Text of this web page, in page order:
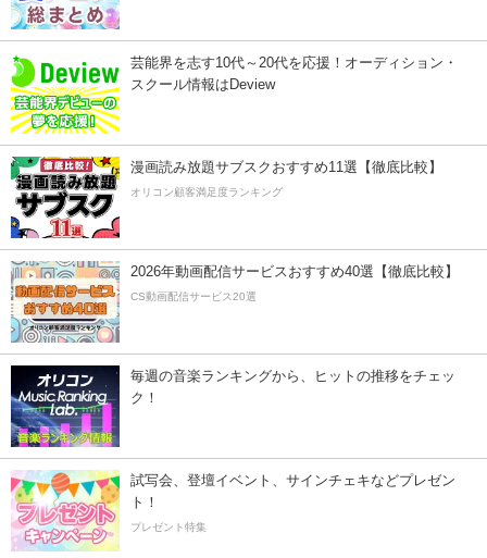
芸能界を志す10代～20代を応援！オーディション・
スクール情報はDeview
漫画読み放題サブスクおすすめ11選【徹底比較】
オリコン顧客満足度ランキング
2026年動画配信サービスおすすめ40選【徹底比較】
CS動画配信サービス20選
毎週の音楽ランキングから、ヒットの推移をチェッ
ク！
試写会、登壇イベント、サインチェキなどプレゼン
ト！
プレゼント特集